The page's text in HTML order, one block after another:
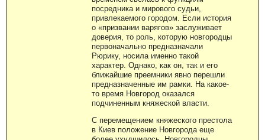
посредника и мирового судьи,
привлекаемого городом. Если история
о «призвании варягов» заслуживает
доверия, то роль, которую новгородцы
первоначально предназначали
Рюрику, носила именно такой
характер. Однако, как он, так и его
ближайшие преемники явно перешли
предназначенные им рамки. На какое-
то время Новгород оказался
подчиненным княжеской власти.
С перемещением княжеского престола
в Киев положение Новгорода еще